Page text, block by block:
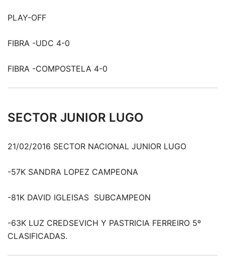
PLAY-OFF
FIBRA -UDC 4-0
FIBRA -COMPOSTELA 4-0
SECTOR JUNIOR LUGO
21/02/2016 SECTOR NACIONAL JUNIOR LUGO
-57K SANDRA LOPEZ CAMPEONA
-81K DAVID IGLEISAS SUBCAMPEON
-63K LUZ CREDSEVICH Y PASTRICIA FERREIRO 5º
CLASIFICADAS.